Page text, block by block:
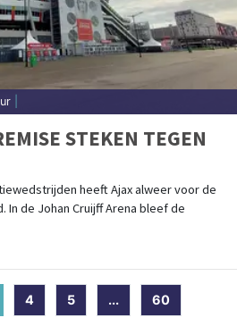
STEKEN TEGEN
heeft Ajax alweer voor de
de Johan Cruijff Arena bleef de
(current)
4 5 ... 60